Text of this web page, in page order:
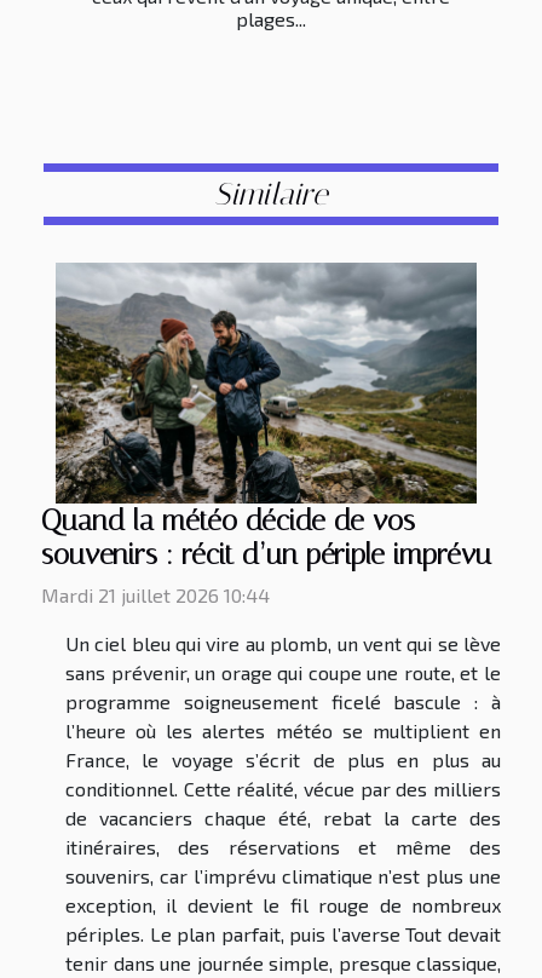
plages...
Similaire
Quand la météo décide de vos
souvenirs : récit d’un périple imprévu
Mardi 21 juillet 2026 10:44
Un ciel bleu qui vire au plomb, un vent qui se lève
sans prévenir, un orage qui coupe une route, et le
programme soigneusement ficelé bascule : à
l’heure où les alertes météo se multiplient en
France, le voyage s’écrit de plus en plus au
conditionnel. Cette réalité, vécue par des milliers
de vacanciers chaque été, rebat la carte des
itinéraires, des réservations et même des
souvenirs, car l’imprévu climatique n’est plus une
exception, il devient le fil rouge de nombreux
périples. Le plan parfait, puis l’averse Tout devait
tenir dans une journée simple, presque classique,